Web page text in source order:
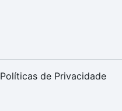
Políticas de Privacidade